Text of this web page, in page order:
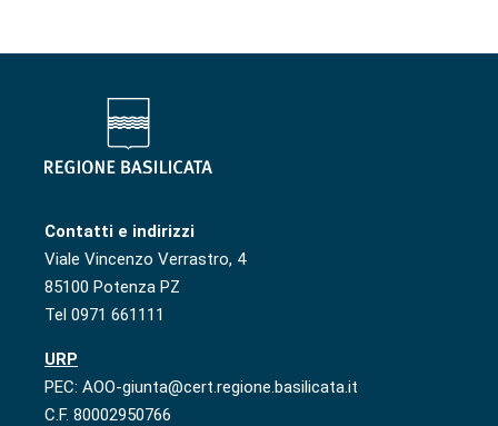
Contatti e indirizzi
Viale Vincenzo Verrastro, 4
85100 Potenza PZ
Tel 0971 661111
URP
PEC: AOO-giunta@cert.regione.basilicata.it
C.F. 80002950766